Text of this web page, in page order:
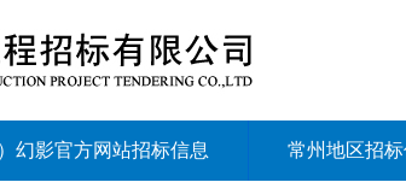
幻影官方网站招标信息 常州地区招标